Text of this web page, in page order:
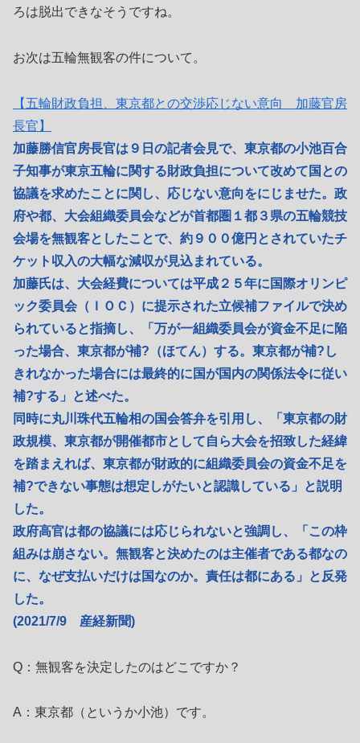
ろは脱出できなそうですね。
お次は五輪無観客の件について。
【五輪財政負担、東京都との交渉応じない意向 加藤官房
長官】
加藤勝信官房長官は９日の記者会見で、東京都の小池百合
子知事が東京五輪に関する財政負担について改めて国との
協議を求めたことに関し、応じない意向をにじませた。政
府や都、大会組織委員会などが首都圏１都３県の五輪競技
会場を無観客としたことで、約９００億円とされていたチ
ケット収入の大幅な減収が見込まれている。
加藤氏は、大会経費については平成２５年に国際オリンピ
ック委員会（ＩＯＣ）に提示された立候補ファイルで決め
られていると指摘し、「万が一組織委員会が資金不足に陥
った場合、東京都が補?（ほてん）する。東京都が補?し
きれなかった場合には最終的に国が国内の関係法令に従い
補?する」と述べた。
同時に丸川珠代五輪相の国会答弁を引用し、「東京都の財
政規模、東京都が開催都市として自ら大会を招致した経緯
を踏まえれば、東京都が財政的に組織委員会の資金不足を
補?できない事態は想定しがたいと認識している」と説明
した。
政府高官は都の協議には応じられないと強調し、「この枠
組みは崩さない。無観客と決めたのは主催者である都なの
に、なぜ支払いだけは国なのか。責任は都にある」と反発
した。
(2021/7/9 産経新聞)
Q：無観客を決定したのはどこですか？
A：東京都（というか小池）です。